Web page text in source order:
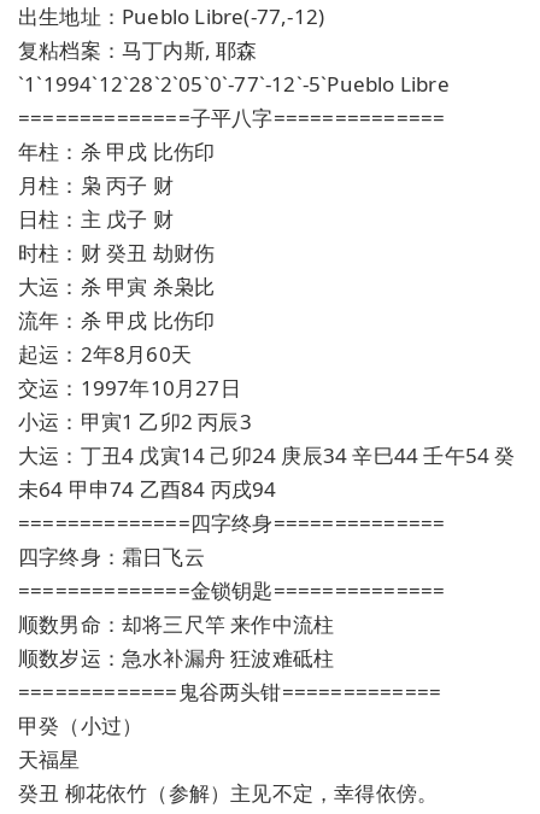
出生地址：Pueblo Libre(-77,-12)
复粘档案：马丁内斯, 耶森
`1`1994`12`28`2`05`0`-77`-12`-5`Pueblo Libre
==============子平八字==============
年柱：杀 甲戌 比伤印
月柱：枭 丙子 财
日柱：主 戊子 财
时柱：财 癸丑 劫财伤
大运：杀 甲寅 杀枭比
流年：杀 甲戌 比伤印
起运：2年8月60天
交运：1997年10月27日
小运：甲寅1 乙卯2 丙辰3
大运：丁丑4 戊寅14 己卯24 庚辰34 辛巳44 壬午54 癸
未64 甲申74 乙酉84 丙戌94
==============四字终身==============
四字终身：霜日飞云
==============金锁钥匙==============
顺数男命：却将三尺竿 来作中流柱
顺数岁运：急水补漏舟 狂波难砥柱
=============鬼谷两头钳=============
甲癸（小过）
天福星
癸丑 柳花依竹（参解）主见不定，幸得依傍。